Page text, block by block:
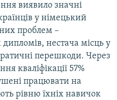
виявило значні
у німецький
проблем –
нестача місць у
перешкоди. Через
кваліфікації 57%
працювати на
рівню їхніх навичок